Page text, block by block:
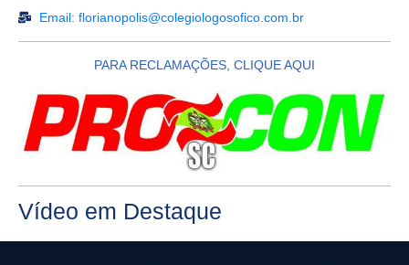
Email: florianopolis@colegiologosofico.com.br
PARA RECLAMAÇÕES, CLIQUE AQUI
Vídeo em Destaque